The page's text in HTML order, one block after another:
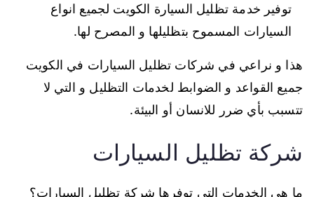
توفير خدمة تظليل السيارة الكويت لجميع انواع
السيارات المسموح بتظليلها و المصرح لها.
هذا و نراعي في شركات تظليل السيارات في الكويت
جميع القواعد و الضوابط لخدمات التظليل و التي لا
تتسبب بأي ضرر للانسان أو البيئة.
شركة تظليل السيارات
ما هي الخدمات التي توفرها شركة تظليل السيارات؟